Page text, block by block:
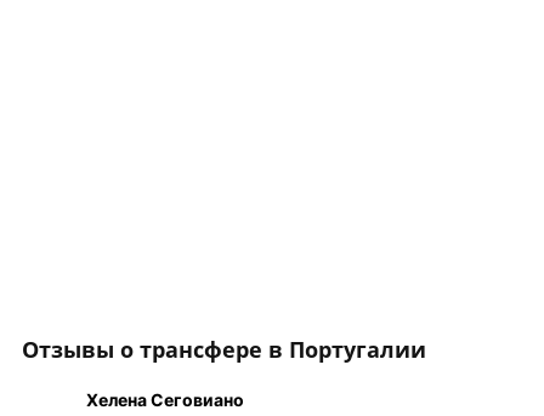
Отзывы о трансфере в Португалии
Хелена Сеговиано